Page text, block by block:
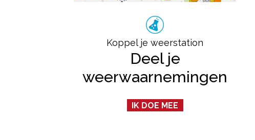
Koppel je weerstation
Deel je
weerwaarnemingen
IK DOE MEE